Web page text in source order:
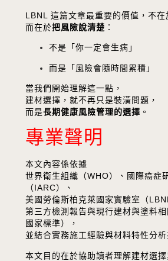
LBNL 這篇文章最重要的價值，不在
而在於把風險說清楚 ：
不是「你一定會生病」
而是「風險會隨時間累積」
當我們開始理解這一點，
建材選擇，就不再只是裝潢問題，
而是長期健康風險管理的選擇 。
專業聲明
本文內容係依據
世界衛生組織（WHO）、國際癌症
（IARC）、
美國勞倫斯柏克萊國家實驗室（
第三方檢測報告與現行建材與塗料
國家標準），
並結合實務施工經驗與材料特性分析
本文目的在於協助讀者理解建材選